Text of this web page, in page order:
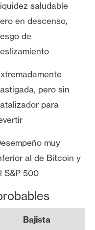
saludable
en descenso,
de
pero sin
para
muy
al de Bitcoin y
S&P 500
Bajista